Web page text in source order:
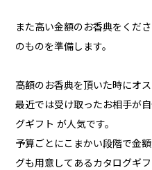
また高い金額のお香典をくだ
のものを準備します。
高額のお香典を頂いた時にオ
最近では受け取ったお相手が
グギフト が人気です。
予算ごとにこまかい段階で金
グも用意してあるカタログギ